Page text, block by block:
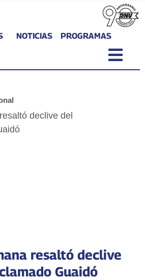
NOTICIAS PROGRAMAS
resaltó declive
Guaidó